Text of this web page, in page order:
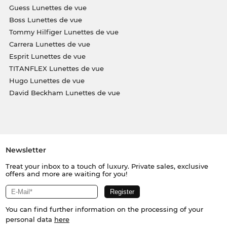
Guess Lunettes de vue
Boss Lunettes de vue
Tommy Hilfiger Lunettes de vue
Carrera Lunettes de vue
Esprit Lunettes de vue
TITANFLEX Lunettes de vue
Hugo Lunettes de vue
David Beckham Lunettes de vue
Newsletter
Treat your inbox to a touch of luxury. Private sales, exclusive
offers and more are waiting for you!
You can find further information on the processing of your
personal data here